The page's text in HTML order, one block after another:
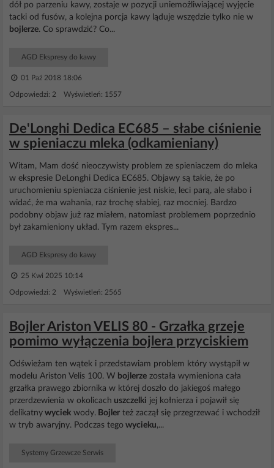
dół po parzeniu kawy, zostaje w pozycji uniemożliwiającej wyjęcie
tacki od fusów, a kolejna porcja kawy ląduje wszędzie tylko nie w
bojlerze. Co sprawdzić? Co...
AGD Ekspresy do kawy
01 Paź 2018 18:06
Odpowiedzi: 2 Wyświetleń: 1557
De'Longhi Dedica EC685 – słabe ciśnienie
w spieniaczu mleka (odkamieniany)
Witam, Mam dość nieoczywisty problem ze spieniaczem do mleka
w ekspresie DeLonghi Dedica EC685. Objawy są takie, że po
uruchomieniu spieniacza ciśnienie jest niskie, leci parą, ale słabo i
widać, że ma wahania, raz trochę słabiej, raz mocniej. Bardzo
podobny objaw już raz miałem, natomiast problemem poprzednio
był zakamieniony układ. Tym razem ekspres...
AGD Ekspresy do kawy
25 Kwi 2025 10:14
Odpowiedzi: 2 Wyświetleń: 2565
Bojler Ariston VELIS 80 - Grzałka grzeje
pomimo wyłączenia bojlera przyciskiem
Odświeżam ten wątek i przedstawiam problem który wystąpił w
modelu Ariston Velis 100. W bojlerze została wymieniona cała
grzałka prawego zbiornika w której doszło do jakiegoś małego
przerdzewienia w okolicach uszczelki jej kołnierza i pojawił się
delikatny wyciek wody. Bojler też zaczął się przegrzewać i wchodził
w tryb awaryjny. Podczas tego wycieku,...
Systemy Grzewcze Serwis